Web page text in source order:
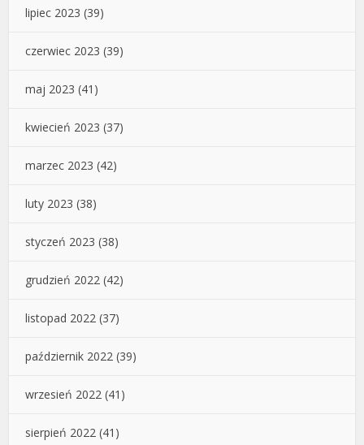
lipiec 2023 (39)
czerwiec 2023 (39)
maj 2023 (41)
kwiecień 2023 (37)
marzec 2023 (42)
luty 2023 (38)
styczeń 2023 (38)
grudzień 2022 (42)
listopad 2022 (37)
październik 2022 (39)
wrzesień 2022 (41)
sierpień 2022 (41)